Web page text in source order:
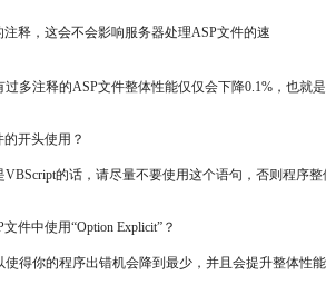
的注释，这会不会影响服务器处理ASP文件的速
多注释的ASP文件整体性能仅仅会下降0.1%，也就
开头使用？
的话，请尽量不要使用这个语句，否则程序
件中使用“Option Explicit”？
得你的程序出错机会降到最少，并且会提升整体性